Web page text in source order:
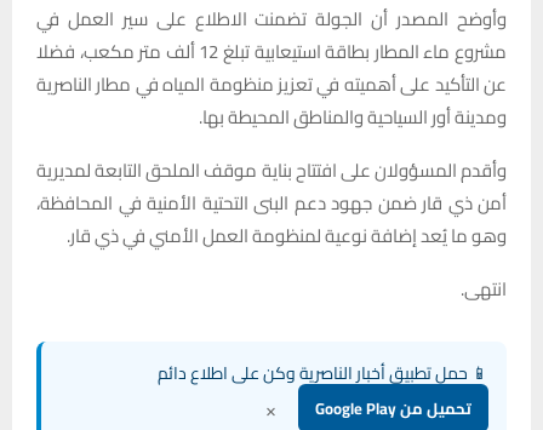
وأوضح المصدر أن الجولة تضمنت الاطلاع على سير العمل في
مشروع ماء المطار بطاقة استيعابية تبلغ 12 ألف متر مكعب، فضلا
عن التأكيد على أهميته في تعزيز منظومة المياه في مطار الناصرية
ومدينة أور السياحية والمناطق المحيطة بها.
وأقدم المسؤولان على افتتاح بناية موقف الملحق التابعة لمديرية
أمن ذي قار ضمن جهود دعم البنى التحتية الأمنية في المحافظة،
وهو ما يُعد إضافة نوعية لمنظومة العمل الأمني في ذي قار.
انتهى.
📱 حمل تطبيق أخبار الناصرية وكن على اطلاع دائم
تحميل من Google Play ×